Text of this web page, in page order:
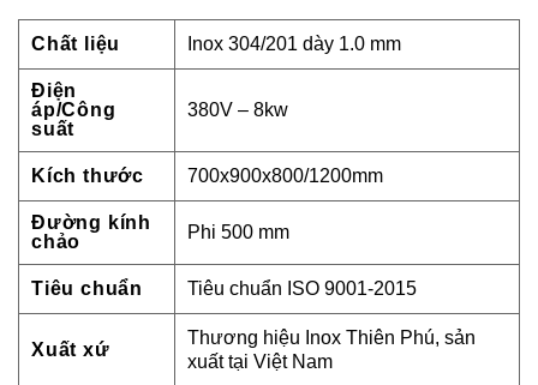
Chất liệu Inox 304/201 dày 1.0 mm
Điện
áp/Công
suất
380V – 8kw
Kích thước 700x900x800/1200mm
Đường kính
chảo
Phi 500 mm
Tiêu chuẩn Tiêu chuẩn ISO 9001-2015
Xuất xứ
Thương hiệu Inox Thiên Phú, sản
xuất tại Việt Nam